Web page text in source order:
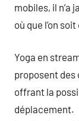
mobiles, il n’a
où que l’on
Yoga en
proposent
offrant la
déplacement.